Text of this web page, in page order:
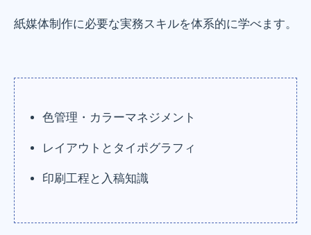
紙媒体制作に必要な実務スキルを体系的に学べます。
色管理・カラーマネジメント
レイアウトとタイポグラフィ
印刷工程と入稿知識